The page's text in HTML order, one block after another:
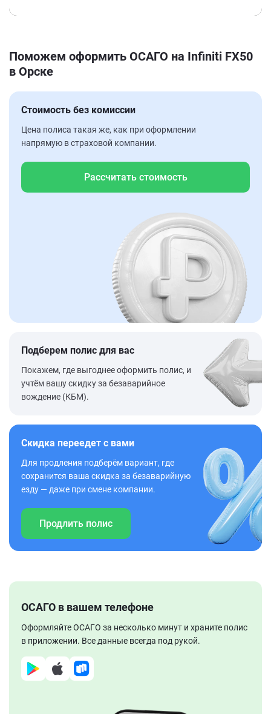
Поможем оформить ОСАГО на Infiniti FX50
в Орске
Стоимость без комиссии
Цена полиса такая же, как при оформлении
напрямую в страховой компании.
Рассчитать стоимость
Подберем полис для вас
Покажем, где выгоднее оформить полис, и
учтём вашу скидку за безаварийное
вождение (КБМ).
Скидка переедет с вами
Для продления подберём вариант, где
сохранится ваша скидка за безаварийную
езду — даже при смене компании.
Продлить полис
ОСАГО в вашем телефоне
Оформляйте ОСАГО за несколько минут и храните полис
в приложении. Все данные всегда под рукой.